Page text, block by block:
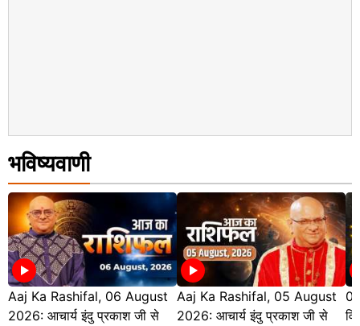
भविष्यवाणी
Aaj Ka Rashifal, 06 August
2026: आचार्य इंदु प्रकाश जी से
Aaj Ka Rashifal, 05 August
2026: आचार्य इंदु प्रकाश जी से